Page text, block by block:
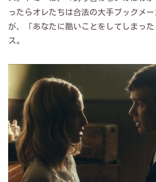
ったらオレたちは合法の大手ブックメ
が、「あなたに酷いことをしてしまっ
ス。